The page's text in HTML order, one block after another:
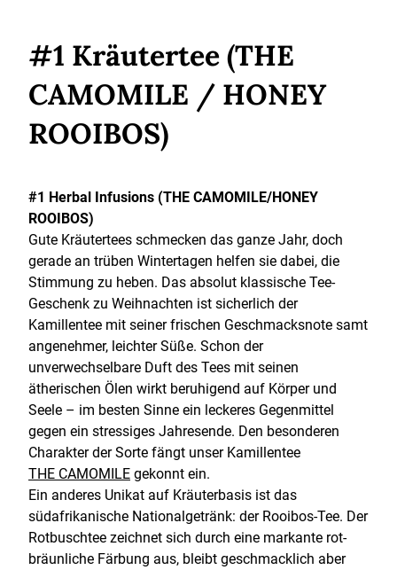
#1 Kräutertee (THE
CAMOMILE / HONEY
ROOIBOS)
#1 Herbal Infusions (THE CAMOMILE/HONEY
ROOIBOS)
Gute Kräutertees schmecken das ganze Jahr, doch
gerade an trüben Wintertagen helfen sie dabei, die
Stimmung zu heben. Das absolut klassische Tee-
Geschenk zu Weihnachten ist sicherlich der
Kamillentee mit seiner frischen Geschmacksnote samt
angenehmer, leichter Süße. Schon der
unverwechselbare Duft des Tees mit seinen
ätherischen Ölen wirkt beruhigend auf Körper und
Seele – im besten Sinne ein leckeres Gegenmittel
gegen ein stressiges Jahresende. Den besonderen
Charakter der Sorte fängt unser Kamillentee
THE CAMOMILE gekonnt ein.
Ein anderes Unikat auf Kräuterbasis ist das
südafrikanische Nationalgetränk: der Rooibos-Tee. Der
Rotbuschtee zeichnet sich durch eine markante rot-
bräunliche Färbung aus, bleibt geschmacklich aber